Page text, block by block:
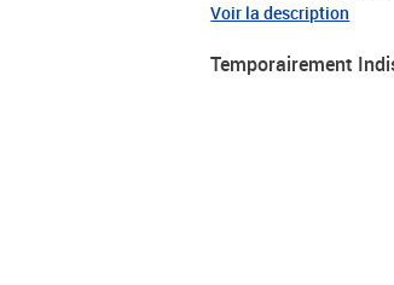
Voir la description
Temporairement